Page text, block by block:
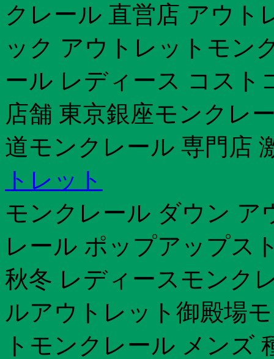
クレール 直営店 アウト
ック アウトレットモン
ール レディース コスト
店舗 東京銀座モンクレ
道モンクレール 専門店
トレット
モンクレール ダウン ア
レール ポップアップス
秋冬 レディースモンク
ルアウトレット御殿場
トモンクレール メンズ